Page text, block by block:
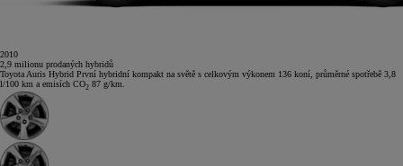
2010
2,9 milionu prodaných hybridů
Toyota Auris Hybrid První hybridní kompakt na světě s celkovým výkonem 136 koní, průměrné spotřebě 3,8
l/100 km a emisích CO2 87 g/km.